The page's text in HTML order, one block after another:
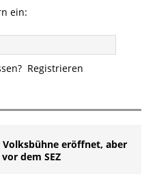
ein:
Registrieren
Volksbühne eröffnet, aber
dem SEZ